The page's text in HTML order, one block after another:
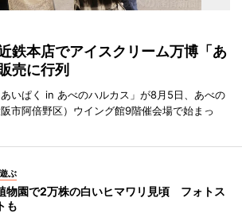
鉄本店でアイスクリーム万博「あ
売に行列
いぱく in あべのハルカス」が8月5日、あべの
市阿倍野区）ウイング館9階催会場で始まっ
ぶ
物園で2万株の白いヒマワリ見頃 フォトス
も